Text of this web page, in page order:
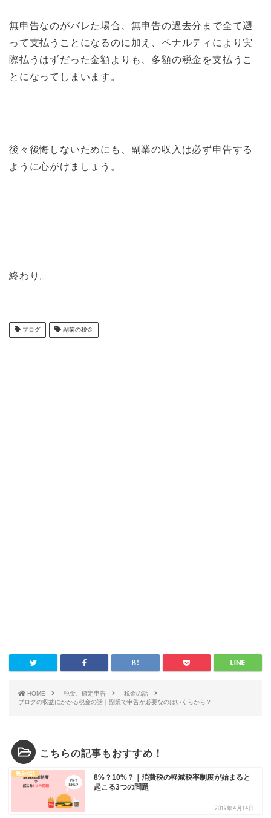
無申告なのがバレた場合、無申告の過去分まで全て遡
って支払うことになるのに加え、ペナルティにより実
際払うはずだった金額よりも、多額の税金を支払うこ
とになってしまいます。
後々後悔しないためにも、副業の収入は必ず申告する
ように心がけましょう。
終わり。
ブログ 副業の税金
HOME 税金、確定申告
税金の話
ブログの収益にかかる税金の話｜副業で申告が必要なのはいくらから？
こちらの記事もおすすめ！
税金の話
8%？10%？｜消費税の軽減税率制度が始まると
起こる3つの問題
2019年4月14日